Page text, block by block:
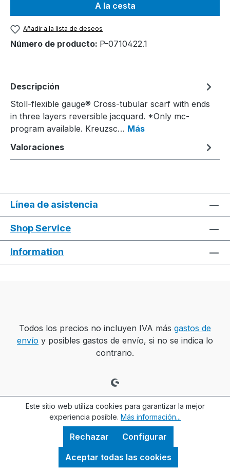
A la cesta
Añadir a la lista de deseos
Número de producto: P-0710422.1
Descripción
Stoll-flexible gauge® Cross-tubular scarf with ends
in three layers reversible jacquard. *Only mc-
program available. Kreuzsc… Más
Valoraciones
Línea de asistencia
Shop Service
Information
Todos los precios no incluyen IVA más gastos de
envío y posibles gastos de envío, si no se indica lo
contrario.
Este sitio web utiliza cookies para garantizar la mejor
experiencia posible. Más información...
Rechazar
Configurar
Aceptar todas las cookies